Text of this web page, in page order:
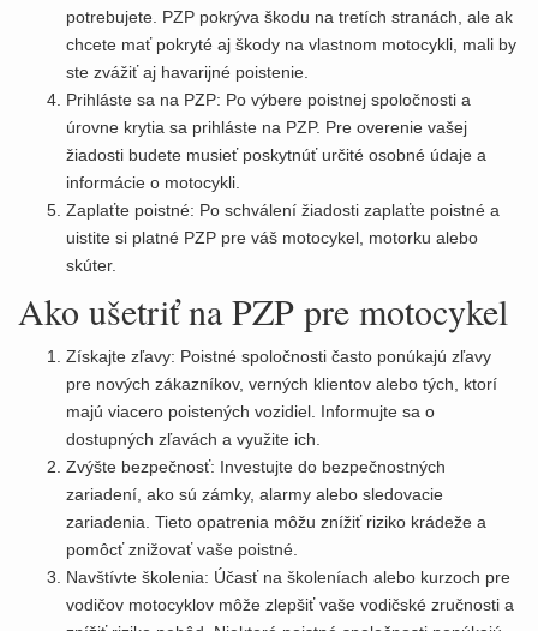
potrebujete. PZP pokrýva škodu na tretích stranách, ale ak
chcete mať pokryté aj škody na vlastnom motocykli, mali by
ste zvážiť aj havarijné poistenie.
Prihláste sa na PZP: Po výbere poistnej spoločnosti a
úrovne krytia sa prihláste na PZP. Pre overenie vašej
žiadosti budete musieť poskytnúť určité osobné údaje a
informácie o motocykli.
Zaplaťte poistné: Po schválení žiadosti zaplaťte poistné a
uistite si platné PZP pre váš motocykel, motorku alebo
skúter.
Ako ušetriť na PZP pre motocykel
Získajte zľavy: Poistné spoločnosti často ponúkajú zľavy
pre nových zákazníkov, verných klientov alebo tých, ktorí
majú viacero poistených vozidiel. Informujte sa o
dostupných zľavách a využite ich.
Zvýšte bezpečnosť: Investujte do bezpečnostných
zariadení, ako sú zámky, alarmy alebo sledovacie
zariadenia. Tieto opatrenia môžu znížiť riziko krádeže a
pomôcť znižovať vaše poistné.
Navštívte školenia: Účasť na školeníach alebo kurzoch pre
vodičov motocyklov môže zlepšiť vaše vodičské zručnosti a